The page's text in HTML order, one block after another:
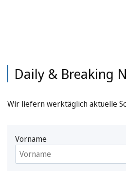
Daily & Breaking
Wir liefern werktäglich aktuelle
Vorname